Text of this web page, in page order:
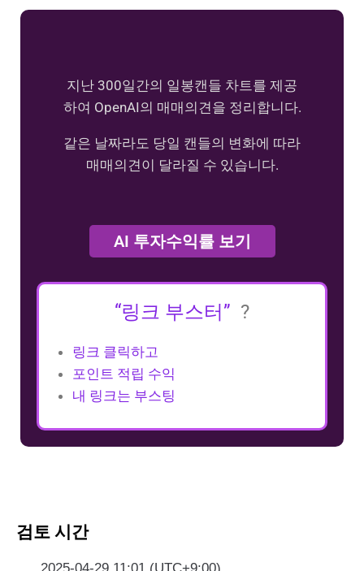
지난 300일간의 일봉캔들 차트를 제공
하여 OpenAI의 매매의견을 정리합니다.
같은 날짜라도 당일 캔들의 변화에 따라
매매의견이 달라질 수 있습니다.
AI 투자수익률 보기
“링크 부스터” ?
링크 클릭하고
포인트 적립 수익
내 링크는 부스팅
검토 시간
2025-04-29 11:01 (UTC+9:00)